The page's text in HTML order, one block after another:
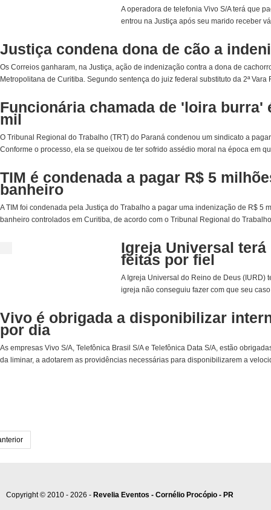
A operadora de telefonia Vivo S/A terá que
entrou na Justiça após seu marido receber
Justiça condena dona de cão a
Os Correios ganharam, na Justiça, ação de indenização contra a dona de
Metropolitana de Curitiba. Segundo sentença do juiz federal substituto da 2ª Vara
Funcionária chamada de 'loira burra'
mil
O Tribunal Regional do Trabalho (TRT) do Paraná condenou um sindicato a
Conforme o processo, ela se queixou de ter sofrido assédio moral na época em
TIM é condenada a pagar R$ 5
banheiro
A TIM foi condenada pela Justiça do Trabalho a pagar uma indenização de R$ 5
banheiro controlados em Curitiba, de acordo com o Tribunal Regional do
Igreja Universal
feitas por fiel
A Igreja Universal do Reino de Deus (IURD)
igreja não conseguiu fazer com que seu
Vivo é obrigada a disponibilizar
por dia
As empresas Vivo S/A, Telefônica Brasil S/A e Telefônica Data S/A, estão
da liminar, a adotarem as providências necessárias para disponibilizarem a
Copyright © 2010 - 2026 - Revelia Eventos - Cornélio Procópio - PR